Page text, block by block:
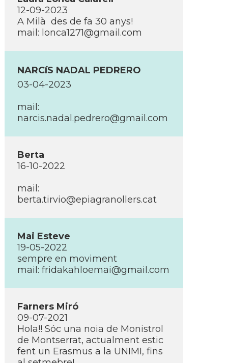
12-09-2023
A Milà des de fa 30 anys!
mail: lonca1271@gmail.com
NARCíS NADAL PEDRERO
03-04-2023
mail:
narcis.nadal.pedrero@gmail.com
Berta
16-10-2022
mail:
berta.tirvio@epiagranollers.cat
Mai Esteve
19-05-2022
sempre en moviment
mail: fridakahloemai@gmail.com
Farners Miró
09-07-2021
Hola!! Sóc una noia de Monistrol
de Montserrat, actualment estic
fent un Erasmus a la UNIMI, fins